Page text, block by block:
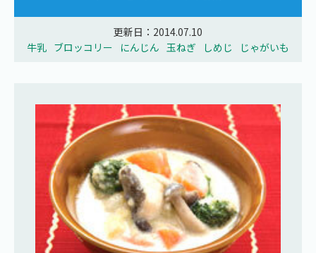
更新日：2014.07.10
牛乳 ブロッコリー にんじん 玉ねぎ しめじ じゃがいも